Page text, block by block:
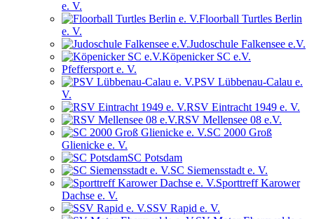
e. V.
Floorball Turtles Berlin
e. V.
Judoschule Falkensee e.V.
Köpenicker SC e.V.
Pfeffersport e. V.
PSV Lübbenau-Calau e.
V.
RSV Eintracht 1949 e. V.
RSV Mellensee 08 e.V.
SC 2000 Groß
Glienicke e. V.
SC Potsdam
SC Siemensstadt e. V.
Sporttreff Karower
Dachse e. V.
SSV Rapid e. V.